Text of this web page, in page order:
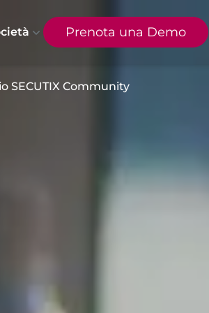
Prenota una Demo
SECUTIX Community